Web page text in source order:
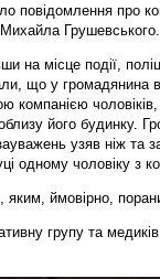
повідомлення про
Грушевського.
на місце події,
що у громадянина
компанією
його будинку.
узяв ніж та
одному чоловіку з
яким, ймовірно,
групу та